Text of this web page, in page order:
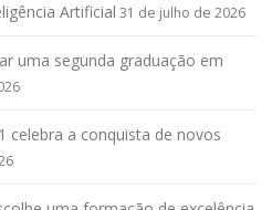
Artificial 31 de julho de 2026
uma segunda graduação em
celebra a conquista de novos